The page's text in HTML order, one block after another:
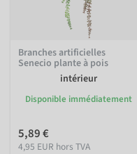
Branches artificielles
Senecio plante à pois
intérieur
Disponible immédiatement
5,89 €
4,95 EUR hors TVA